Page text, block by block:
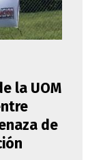
la UOM
de